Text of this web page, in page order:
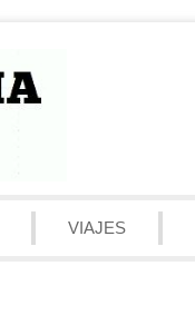
VIAJES